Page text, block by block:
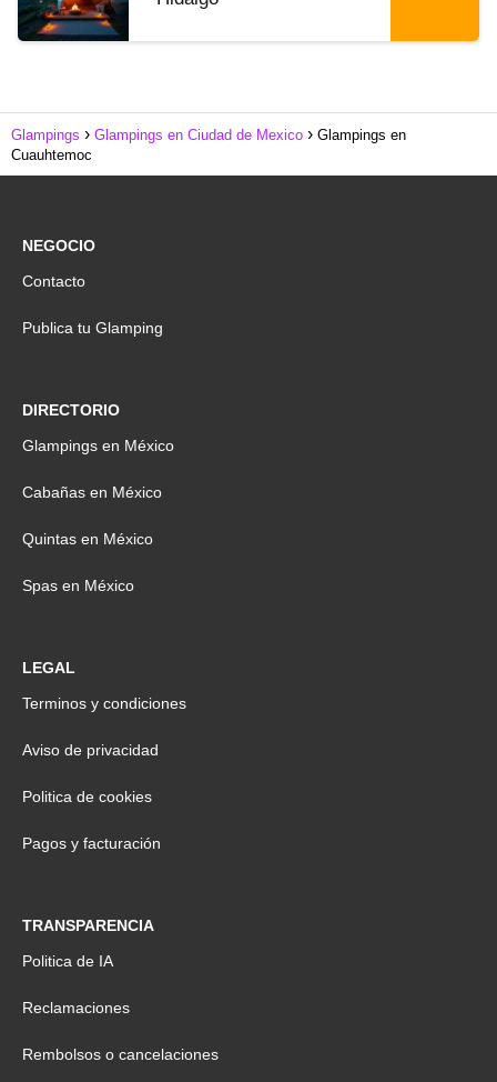
Glampings Glampings en Ciudad de Mexico
Glampings en
Cuauhtemoc
NEGOCIO
Contacto
Publica tu Glamping
DIRECTORIO
Glampings en México
Cabañas en México
Quintas en México
Spas en México
LEGAL
Terminos y condiciones
Aviso de privacidad
Politica de cookies
Pagos y facturación
TRANSPARENCIA
Politica de IA
Reclamaciones
Rembolsos o cancelaciones